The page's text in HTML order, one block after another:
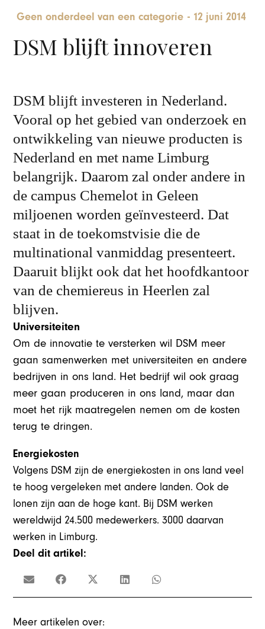
Geen onderdeel van een categorie - 12 juni 2014
DSM blijft innoveren
DSM blijft investeren in Nederland.
Vooral op het gebied van onderzoek en
ontwikkeling van nieuwe producten is
Nederland en met name Limburg
belangrijk. Daarom zal onder andere in
de campus Chemelot in Geleen
miljoenen worden geïnvesteerd. Dat
staat in de toekomstvisie die de
multinational vanmiddag presenteert.
Daaruit blijkt ook dat het hoofdkantoor
van de chemiereus in Heerlen zal
blijven.
Universiteiten
Om de innovatie te versterken wil DSM meer
gaan samenwerken met universiteiten en andere
bedrijven in ons land. Het bedrijf wil ook graag
meer gaan produceren in ons land, maar dan
moet het rijk maatregelen nemen om de kosten
terug te dringen.
Energiekosten
Volgens DSM zijn de energiekosten in ons land veel
te hoog vergeleken met andere landen. Ook de
lonen zijn aan de hoge kant. Bij DSM werken
wereldwijd 24.500 medewerkers. 3000 daarvan
werken in Limburg.
Deel dit artikel:
Meer artikelen over: